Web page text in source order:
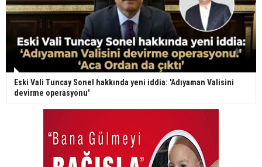
Eski Vali Tuncay Sonel hakkında yeni iddia: 'Adıyaman Valisini
devirme operasyonu'